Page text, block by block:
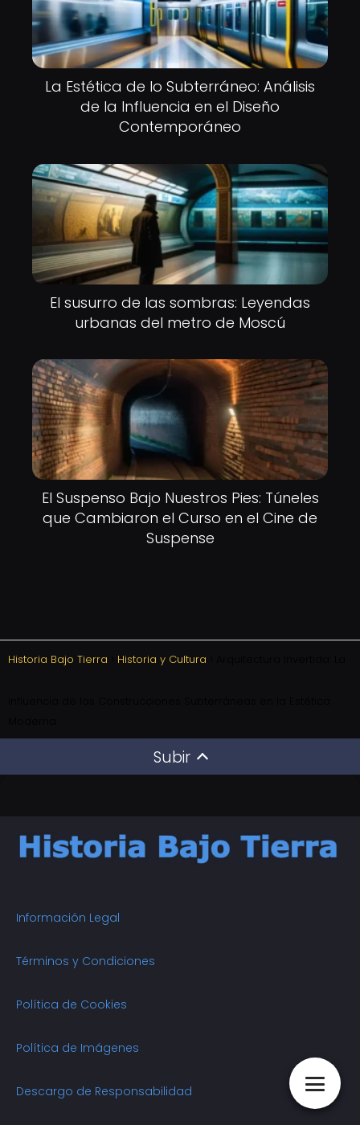
La Estética de lo Subterráneo: Análisis
de la Influencia en el Diseño
Contemporáneo
El susurro de las sombras: Leyendas
urbanas del metro de Moscú
El Suspenso Bajo Nuestros Pies: Túneles
que Cambiaron el Curso en el Cine de
Suspense
Historia Bajo Tierra Historia y Cultura
Subir
Información Legal
Términos y Condiciones
Política de Cookies
Política de Imágenes
Descargo de Responsabilidad